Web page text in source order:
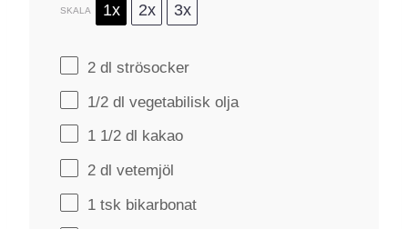
SKALA 1x 2x 3x
2 dl strösocker
1/2 dl vegetabilisk olja
1 1/2 dl kakao
2 dl vetemjöl
1 tsk bikarbonat